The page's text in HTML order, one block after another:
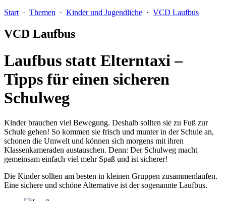
Start · Themen · Kinder und Jugendliche · VCD Laufbus
VCD Laufbus
Laufbus statt Elterntaxi –
Tipps für einen sicheren
Schulweg
Kinder brauchen viel Bewegung. Deshalb sollten sie zu Fuß zur
Schule gehen! So kommen sie frisch und munter in der Schule an,
schonen die Umwelt und können sich morgens mit ihren
Klassenkameraden austauschen. Denn: Der Schulweg macht
gemeinsam einfach viel mehr Spaß und ist sicherer!
Die Kinder sollten am besten in kleinen Gruppen zusammenlaufen.
Eine sichere und schöne Alternative ist der sogenannte Laufbus.